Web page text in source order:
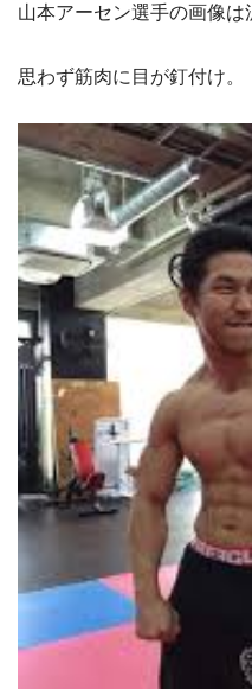
山本アーセン選手の画像は
思わず筋肉に目が釘付け。